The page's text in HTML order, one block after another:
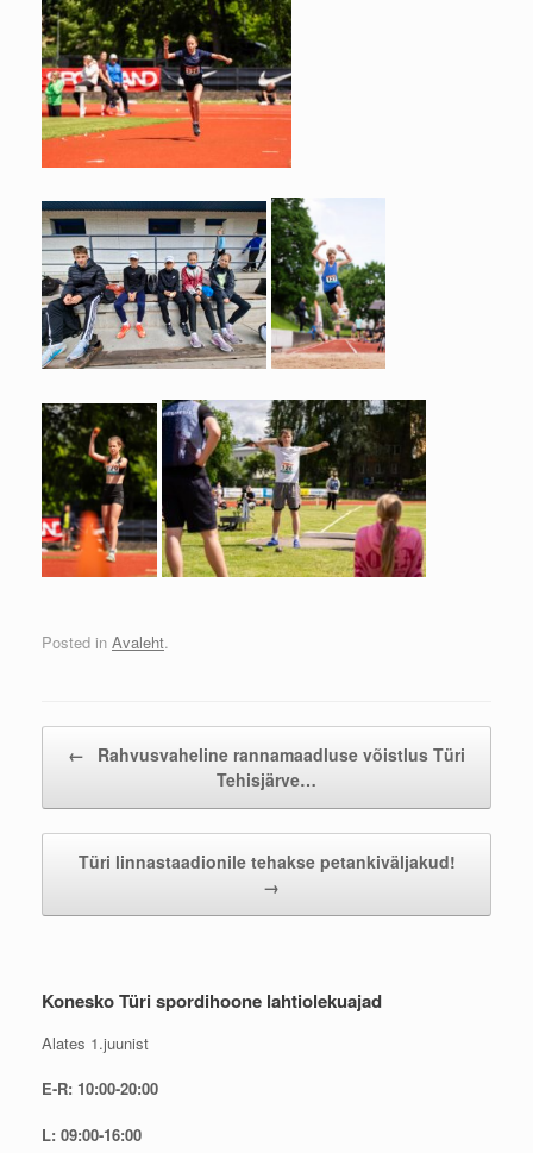
Posted in Avaleht.
←
Rahvusvaheline rannamaadluse võistlus Türi
Tehisjärve…
Türi linnastaadionile tehakse petankiväljakud!
→
Konesko Türi spordihoone lahtiolekuajad
Alates 1.juunist
E-R: 10:00-20:00
L: 09:00-16:00